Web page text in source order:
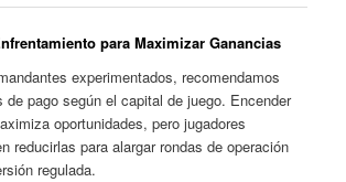
para Maximizar Ganancias
experimentados, recomendamos
pago según el capital de juego. Encender
oportunidades, pero jugadores
reducirlas para alargar rondas de operación
regulada.